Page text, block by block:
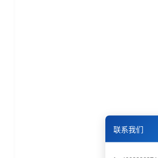
联系我们